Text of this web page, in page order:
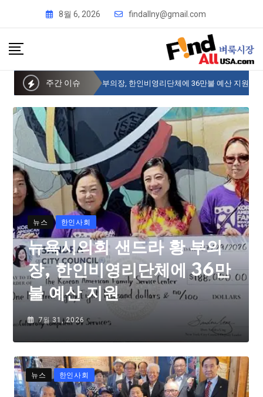
8월 6, 2026 findallny@gmail.com
주간 이슈
뉴욕시의회 샌드라 황 부의장, 한인비영리단체에 36만불 예산 지원
뉴스 한인사회
뉴욕시의회 샌드라 황 부의
장, 한인비영리단체에 36만
불 예산 지원
7월 31, 2026
뉴스 한인사회